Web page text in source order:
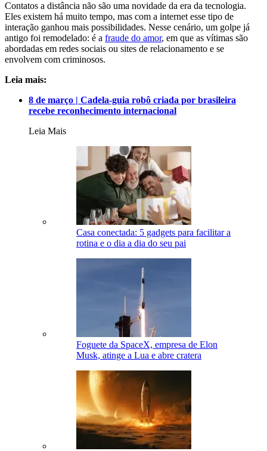
Contatos a distância não são uma novidade da era da tecnologia.
Eles existem há muito tempo, mas com a internet esse tipo de
interação ganhou mais possibilidades. Nesse cenário, um golpe já
antigo foi remodelado: é a fraude do amor, em que as vítimas são
abordadas em redes sociais ou sites de relacionamento e se
envolvem com criminosos.
Leia mais:
8 de março | Cadela-guia robô criada por brasileira
recebe reconhecimento internacional
Leia Mais
Casa conectada: 5 gadgets para facilitar a
rotina e o dia a dia do seu pai
Foguete da SpaceX, empresa de Elon
Musk, atinge a Lua e abre cratera